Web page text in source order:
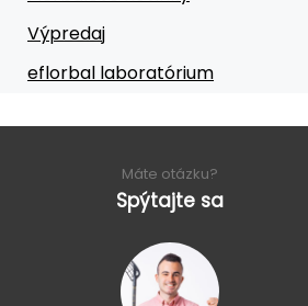
Výpredaj
eflorbal laboratórium
Máte otázku?
Spýtajte sa